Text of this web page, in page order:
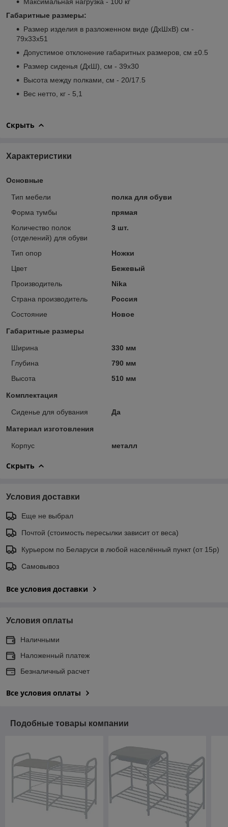
Габаритные размеры:
Размер изделия в разложенном виде (ДхШхВ) см -
79х33х51
Допустимое отклонение габаритных размеров, см ±0.5
Размер сиденья (ДхШ), см - 39х30
Высота между полками, см - 20/17.5
Вес нетто, кг - 5,1
Скрыть
Характеристики
Основные
Тип мебели
полка для обуви
Форма тумбы
прямая
Количество полок
(отделений) для обуви
3 шт.
Тип опор
Ножки
Цвет
Бежевый
Производитель
Nika
Страна производитель
Россия
Состояние
Новое
Габаритные размеры
Ширина
330 мм
Глубина
790 мм
Высота
510 мм
Комплектация
Сиденье для обувания Да
Материал изготовления
Корпус металл
Скрыть
Условия доставки
Еще не выбрал
Почтой (стоимость пересылки зависит от веса)
Курьером по Беларуси в любой населённый пункт (от 15р)
Самовывоз
Все условия доставки
Условия оплаты
Наличными
Наложенный платеж
Безналичный расчет
Все условия оплаты
Подобные товары компании